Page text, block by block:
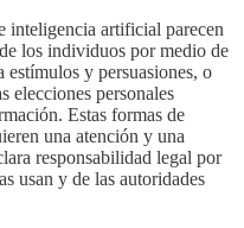
inteligencia artificial parecen
los individuos por medio de
estímulos y persuasiones, o
elecciones personales
Estas formas de
una atención y una
responsabilidad legal por
usan y de las autoridades